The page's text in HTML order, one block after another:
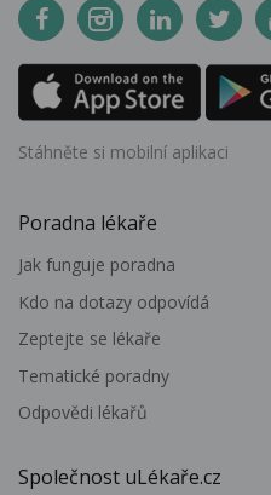
Stáhněte si mobilní aplikaci
Poradna lékaře
Jak funguje poradna
Kdo na dotazy odpovídá
Zeptejte se lékaře
Tematické poradny
Odpovědi lékařů
Společnost uLékaře.cz